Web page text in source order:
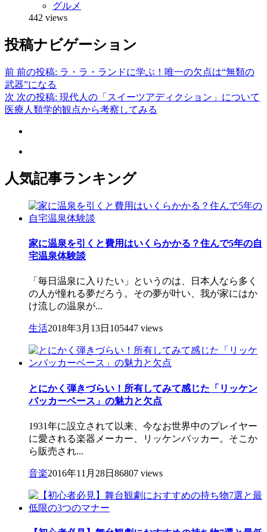
グルメ
442 views
投稿ナビゲーション
前 前の投稿: ラ・ラ・ランドに学ぶ！唯一の欠点は“無類の
武器”になる
次 次の投稿: 現代人の「スイーツアディクション」について
医療人類学的観点から考察してみる
人気記事ランキング
家に温泉を引くと費用はいくらかかる？住んで5年の自
宅温泉体験談
「毎日温泉に入りたい」というのは、日本人なら多く
の人が憧れる夢だろう。その夢が叶い、我が家にはか
け流しの温泉が...
生活2018年3月13日 105447 views
とにかく弾きづらい！所有してみて感じた「リッケン
バッカーベース」の魅力と欠点
1931年に設立されて以来、今なお世界中のプレイヤー
に愛される楽器メーカー、リッケンバッカー。そこか
ら販売され...
音楽2016年11月28日 86807 views